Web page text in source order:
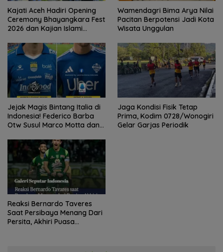
Kajati Aceh Hadiri Opening
Ceremony Bhayangkara Fest
2026 dan Kajian Islami
Adi Hidayat
Wamendagri Bima Arya Nilai
Pacitan Berpotensi Jadi Kota
Wisata Unggulan
Jejak Magis Bintang Italia di
Indonesia! Federico Barba
Otw Susul Marco Motta dan
Trofi?
Jaga Kondisi Fisik Tetap
Prima, Kodim 0728/Wonogiri
Gelar Garjas Periodik
Reaksi Bernardo Taveres
Saat Persibaya Menang Dari
Persita, Akhiri Puasa